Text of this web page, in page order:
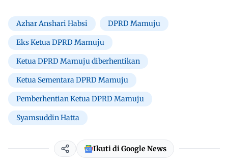
Azhar Anshari Habsi DPRD Mamuju
Eks Ketua DPRD Mamuju
Ketua DPRD Mamuju diberhentikan
Ketua Sementara DPRD Mamuju
Pemberhentian Ketua DPRD Mamuju
Syamsuddin Hatta
Ikuti di Google News